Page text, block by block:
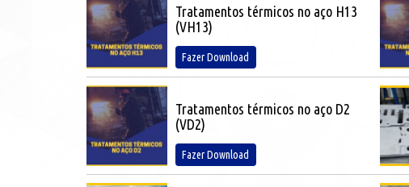
Tratamentos térmicos no aço H13
(VH13)
Fazer Download
Tratamentos térmicos no aço D2
(VD2)
Fazer Download